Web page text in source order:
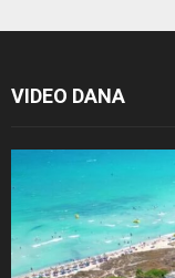
VIDEO DANA